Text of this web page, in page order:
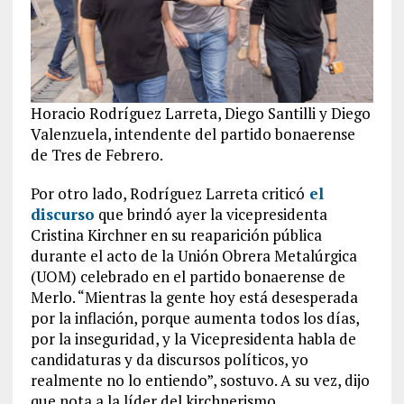
Horacio Rodríguez Larreta, Diego Santilli y Diego
Valenzuela, intendente del partido bonaerense
de Tres de Febrero.
Por otro lado, Rodríguez Larreta criticó el
discurso que brindó ayer la vicepresidenta
Cristina Kirchner en su reaparición pública
durante el acto de la Unión Obrera Metalúrgica
(UOM) celebrado en el partido bonaerense de
Merlo. “Mientras la gente hoy está desesperada
por la inflación, porque aumenta todos los días,
por la inseguridad, y la Vicepresidenta habla de
candidaturas y da discursos políticos, yo
realmente no lo entiendo”, sostuvo. A su vez, dijo